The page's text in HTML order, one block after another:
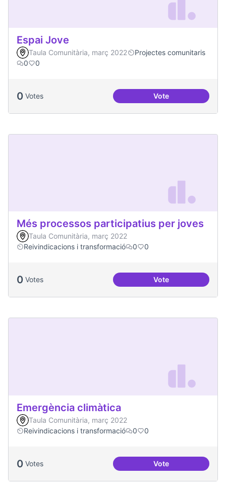
Espai Jove
Taula Comunitària, març 2022
Projectes comunitaris
0
0
0 Votes VoteEspai Jove
Més processos participatius per joves
Taula Comunitària, març 2022
Reivindicacions i transformació
0 0
0 Votes VoteMés processos
Emergència climàtica
Taula Comunitària, març 2022
Reivindicacions i transformació
0 0
0 Votes VoteEmergència